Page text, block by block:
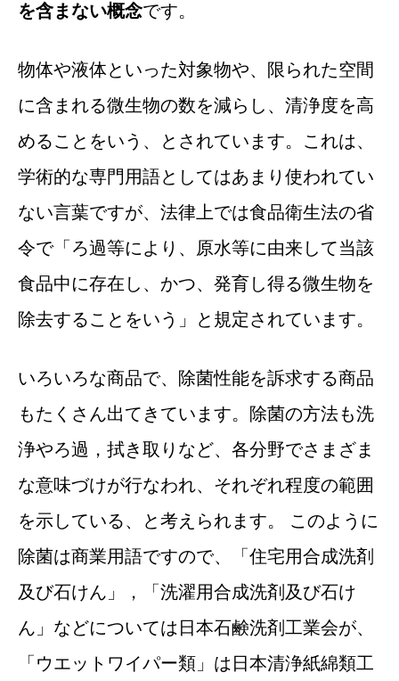
を含まない概念です。
物体や液体といった対象物や、限られた空間
に含まれる微生物の数を減らし、清浄度を高
めることをいう、とされています。これは、
学術的な専門用語としてはあまり使われてい
ない言葉ですが、法律上では食品衛生法の省
令で「ろ過等により、原水等に由来して当該
食品中に存在し、かつ、発育し得る微生物を
除去することをいう」と規定されています。
いろいろな商品で、除菌性能を訴求する商品
もたくさん出てきています。除菌の方法も洗
浄やろ過，拭き取りなど、各分野でさまざま
な意味づけが行なわれ、それぞれ程度の範囲
を示している、と考えられます。 このように
除菌は商業用語ですので、「住宅用合成洗剤
及び石けん」，「洗濯用合成洗剤及び石け
ん」などについては日本石鹸洗剤工業会が、
「ウエットワイパー類」は日本清浄紙綿類工